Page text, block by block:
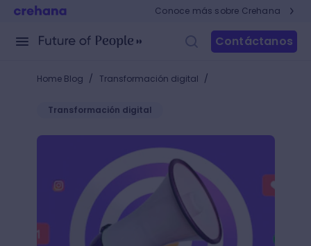
Conoce más sobre Crehana
Contáctanos
Home Blog / Transformación digital /
Transformación digital
40 ejemplos de marketing de contenidos que